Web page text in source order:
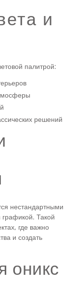
и
палитрой:
решений
нестандартными
Такой
где важно
и создать
оникс